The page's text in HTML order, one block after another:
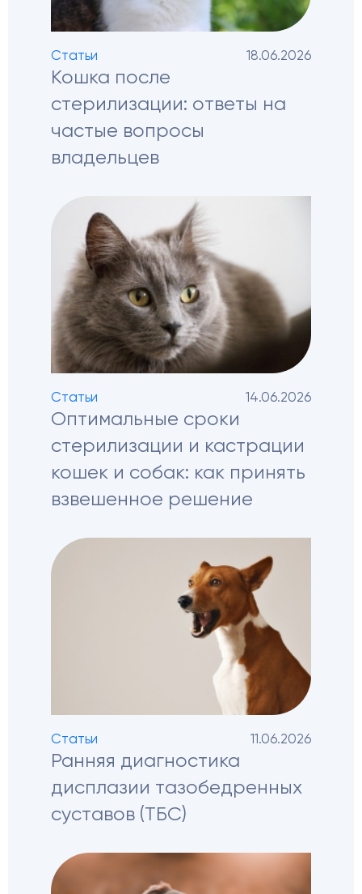
Статьи 18.06.2026
Кошка после
стерилизации: ответы на
частые вопросы
владельцев
Статьи 14.06.2026
Оптимальные сроки
стерилизации и кастрации
кошек и собак: как принять
взвешенное решение
Статьи 11.06.2026
Ранняя диагностика
дисплазии тазобедренных
суставов (ТБС)